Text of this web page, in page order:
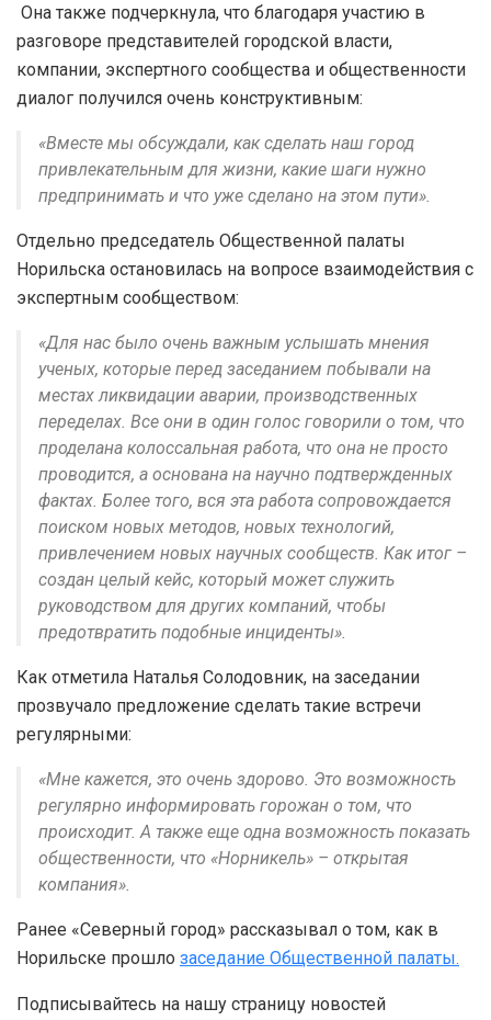
Она также подчеркнула, что благодаря участию в
разговоре представителей городской власти,
компании, экспертного сообщества и общественности
диалог получился очень конструктивным:
«Вместе мы обсуждали, как сделать наш город
привлекательным для жизни, какие шаги нужно
предпринимать и что уже сделано на этом пути».
Отдельно председатель Общественной палаты
Норильска остановилась на вопросе взаимодействия с
экспертным сообществом:
«Для нас было очень важным услышать мнения
ученых, которые перед заседанием побывали на
местах ликвидации аварии, производственных
переделах. Все они в один голос говорили о том, что
проделана колоссальная работа, что она не просто
проводится, а основана на научно подтвержденных
фактах. Более того, вся эта работа сопровождается
поиском новых методов, новых технологий,
привлечением новых научных сообществ. Как итог –
создан целый кейс, который может служить
руководством для других компаний, чтобы
предотвратить подобные инциденты».
Как отметила Наталья Солодовник, на заседании
прозвучало предложение сделать такие встречи
регулярными:
«Мне кажется, это очень здорово. Это возможность
регулярно информировать горожан о том, что
происходит. А также еще одна возможность показать
общественности, что «Норникель» – открытая
компания».
Ранее «Северный город» рассказывал о том, как в
Норильске прошло заседание Общественной палаты.
Подписывайтесь на нашу страницу новостей